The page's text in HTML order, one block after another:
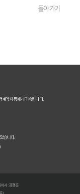
돌아가기
계약자 등에게 귀속됩니다.
습니다.
사 : 강경준